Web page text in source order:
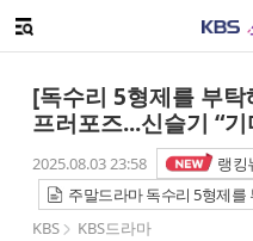
메뉴 열기
[독수리 5형제를 부
프러포즈...신슬기 “
2025.08.03 23:58
랭킹
주말드라마 독수리 5형제를
KBS
KBS드라마
페이스북
트위터
네이버
URL복사
글씨 작게보기
글씨 크게보기